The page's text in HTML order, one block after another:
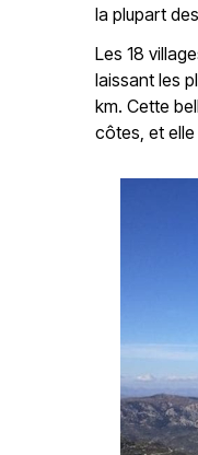
la plupart
Les 18
laissant les
km. Cette
côtes, et